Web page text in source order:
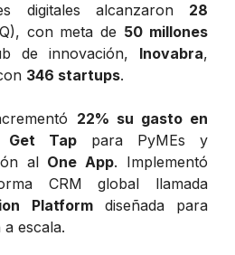
digitales alcanzaron 28
con meta de 50 millones
de innovación, Inovabra,
346 startups.
22% su gasto en
Get Tap para PyMEs y
al One App. Implementó
CRM global llamada
Platformdiseñada para
escala.